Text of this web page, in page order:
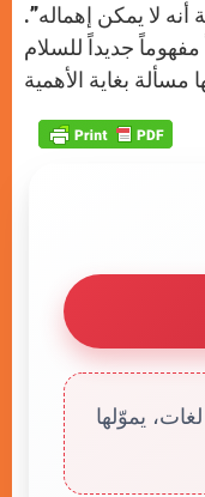
لا يمكن إهماله”.
جديداً للسلام
يموّلها